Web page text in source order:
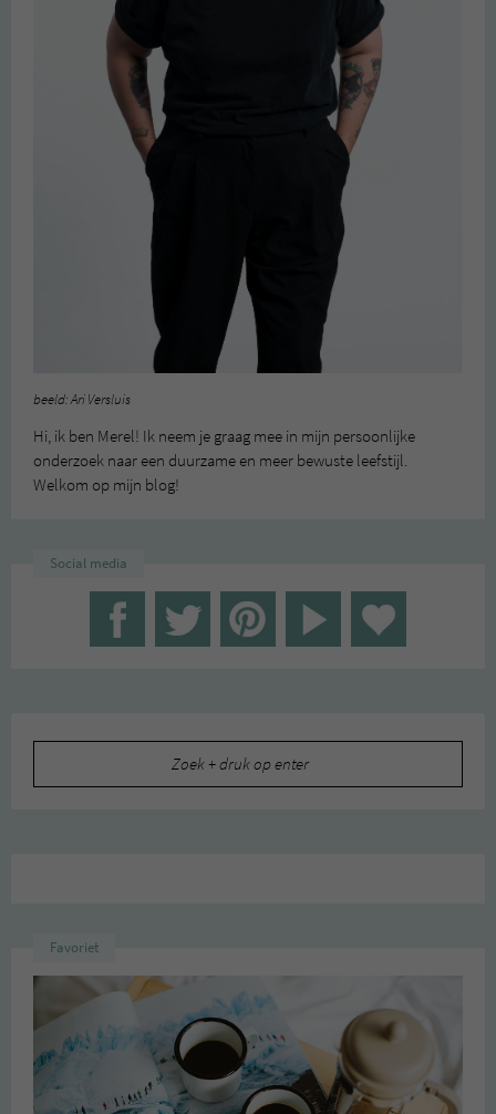
beeld: Ari Versluis
Hi, ik ben Merel! Ik neem je graag mee in mijn persoonlijke
onderzoek naar een duurzame en meer bewuste leefstijl.
Welkom op mijn blog!
Social media
Favoriet